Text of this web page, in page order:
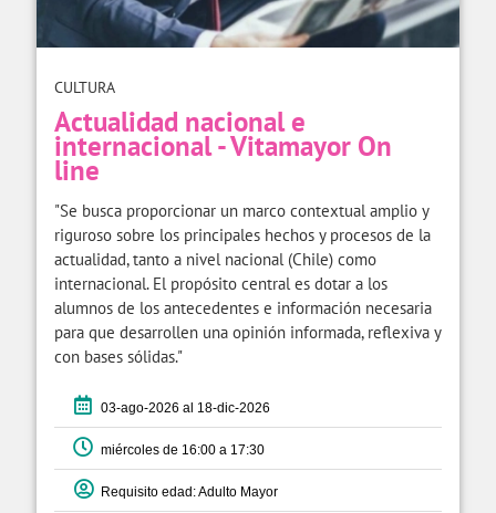
CULTURA
Actualidad nacional e
internacional - Vitamayor On
line
"Se busca proporcionar un marco contextual amplio y
riguroso sobre los principales hechos y procesos de la
actualidad, tanto a nivel nacional (Chile) como
internacional. El propósito central es dotar a los
alumnos de los antecedentes e información necesaria
para que desarrollen una opinión informada, reflexiva y
con bases sólidas."
03-ago-2026 al 18-dic-2026
miércoles de 16:00 a 17:30
Requisito edad: Adulto Mayor